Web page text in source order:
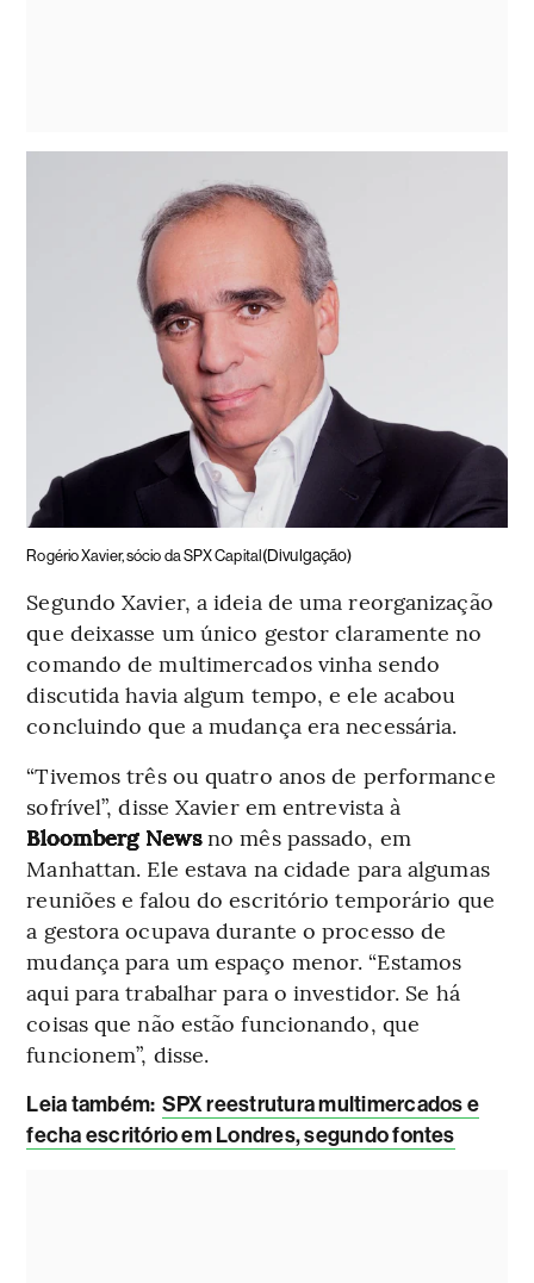
Rogério Xavier, sócio da SPX Capital (Divulgação)
Segundo Xavier, a ideia de uma reorganização
que deixasse um único gestor claramente no
comando de multimercados vinha sendo
discutida havia algum tempo, e ele acabou
concluindo que a mudança era necessária.
“Tivemos três ou quatro anos de performance
sofrível”, disse Xavier em entrevista à
Bloomberg Newsno mês passado, em
Manhattan. Ele estava na cidade para algumas
reuniões e falou do escritório temporário que
a gestora ocupava durante o processo de
mudança para um espaço menor. “Estamos
aqui para trabalhar para o investidor. Se há
coisas que não estão funcionando, que
funcionem”, disse.
Leia também: SPX reestrutura multimercados e
fecha escritório em Londres, segundo fontes